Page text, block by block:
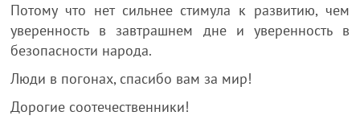
Потому что нет сильнее стимула к развитию, чем
уверенность в завтрашнем дне и уверенность в
безопасности народа.
Люди в погонах, спасибо вам за мир!
Дорогие соотечественники!